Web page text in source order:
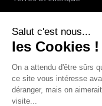
Salut c'est nous...
les Cookies !
On a attendu d'être sûrs
ce site vous intéresse
déranger, mais on
visite...
Espaces Libres Poche
NOX
Wiz
Voir toutes les collections
Nous suivre